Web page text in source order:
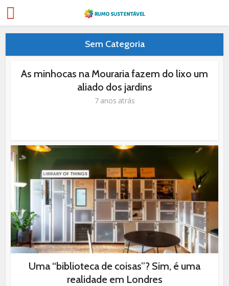
Sem Categoria
As minhocas na Mouraria fazem do lixo um
aliado dos jardins
7 anos atrás
Uma “biblioteca de coisas”? Sim, é uma
realidade em Londres